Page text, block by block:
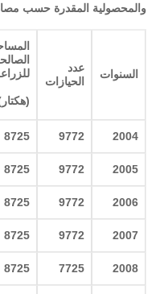
والمحصولية المقدرة حسب
السنوات
عدد
الحيازات
(هكتار
2004
9772
8725
2005
9772
8725
2006
9772
8725
2007
9772
8725
2008
7725
8725